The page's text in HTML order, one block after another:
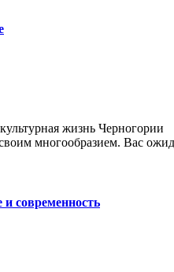
жизнь Черногории
многообразием. Вас
современность